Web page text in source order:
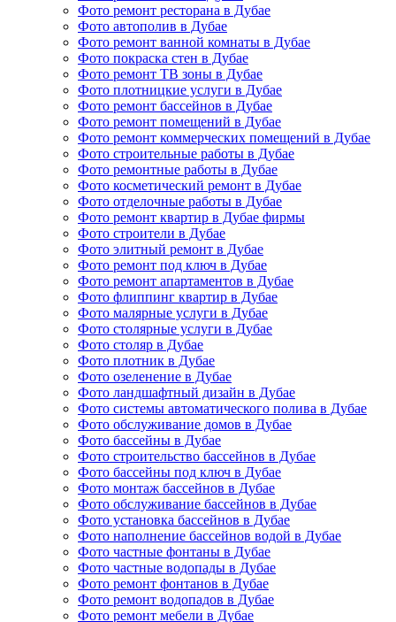
Фото ремонт ресторана в Дубае
Фото автополив в Дубае
Фото ремонт ванной комнаты в Дубае
Фото покраска стен в Дубае
Фото ремонт ТВ зоны в Дубае
Фото плотницкие услуги в Дубае
Фото ремонт бассейнов в Дубае
Фото ремонт помещений в Дубае
Фото ремонт коммерческих помещений в Дубае
Фото строительные работы в Дубае
Фото ремонтные работы в Дубае
Фото косметический ремонт в Дубае
Фото отделочные работы в Дубае
Фото ремонт квартир в Дубае фирмы
Фото строители в Дубае
Фото элитный ремонт в Дубае
Фото ремонт под ключ в Дубае
Фото ремонт апартаментов в Дубае
Фото флиппинг квартир в Дубае
Фото малярные услуги в Дубае
Фото столярные услуги в Дубае
Фото столяр в Дубае
Фото плотник в Дубае
Фото озеленение в Дубае
Фото ландшафтный дизайн в Дубае
Фото системы автоматического полива в Дубае
Фото обслуживание домов в Дубае
Фото бассейны в Дубае
Фото строительство бассейнов в Дубае
Фото бассейны под ключ в Дубае
Фото монтаж бассейнов в Дубае
Фото обслуживание бассейнов в Дубае
Фото установка бассейнов в Дубае
Фото наполнение бассейнов водой в Дубае
Фото частные фонтаны в Дубае
Фото частные водопады в Дубае
Фото ремонт фонтанов в Дубае
Фото ремонт водопадов в Дубае
Фото ремонт мебели в Дубае